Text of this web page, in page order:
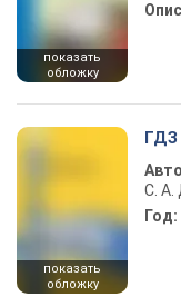
показать
обложку
показать
обложку
ГДЗ
С. А.
Год: